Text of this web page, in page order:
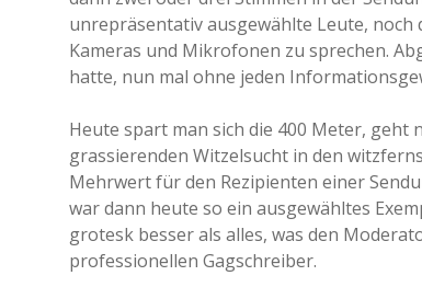
unrepräsentativ ausgewählte Leute,
Kameras und Mikrofonen zu sprechen.
hatte, nun mal ohne jeden
Heute spart man sich die 400 Meter,
grassierenden Witzelsucht in den
Mehrwert für den Rezipienten einer
war dann heute so ein ausgewähltes
grotesk besser als alles, was den
professionellen Gagschreiber.